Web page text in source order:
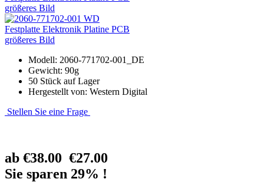
größeres Bild
größeres Bild
Modell: 2060-771702-001_DE
Gewicht: 90g
50 Stück auf Lager
Hergestellt von: Western Digital
Stellen Sie eine Frage
ab €38.00 €27.00
Sie sparen 29% !